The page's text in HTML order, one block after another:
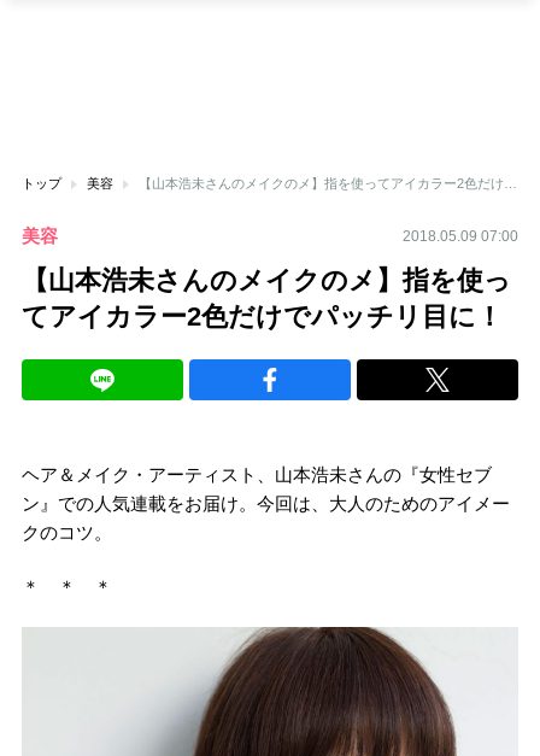
トップ 美容
美容 2018.05.09 07:00
【山本浩未さんのメイクのメ】指を使っ
てアイカラー2色だけでパッチリ目に！
ヘア＆メイク・アーティスト、山本浩未さんの『女性セブ
ン』での人気連載をお届け。今回は、大人のためのアイメー
クのコツ。
＊ ＊ ＊